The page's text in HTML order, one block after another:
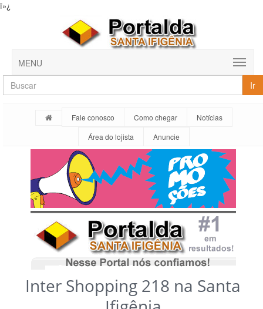
ï»¿
MENU
Ir
Fale conosco Como chegar
Notícias
Área do lojista
Anuncie
Inter Shopping 218 na Santa